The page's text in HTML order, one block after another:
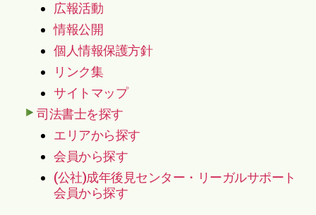
広報活動
情報公開
個人情報保護方針
リンク集
サイトマップ
司法書士を探す
エリアから探す
会員から探す
(公社)成年後見センター・リーガルサポート
会員から探す